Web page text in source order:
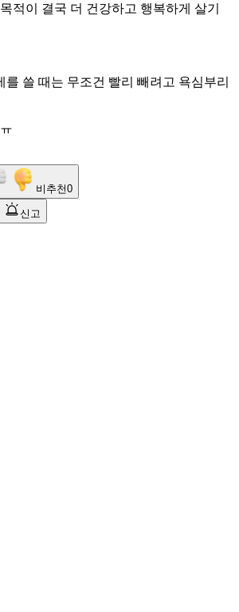
적이 결국 더 건강하고 행복하게 살기
를 쓸 때는 무조건 빨리 빼려고 욕심부리
비추천0
신고